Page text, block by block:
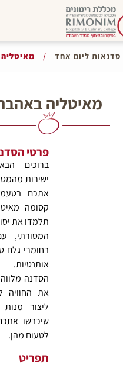
סדנאות ליום אחד /
מאיטליה
פרטי
ברוכים
ישירות
אתכם
קסומה
תלמדו את
המסורתי,
בחומרי גלם
אותנטיות.
הסדנה
את החוויה
ליצור
שיכבשו
לטעום מהן.
תפריט